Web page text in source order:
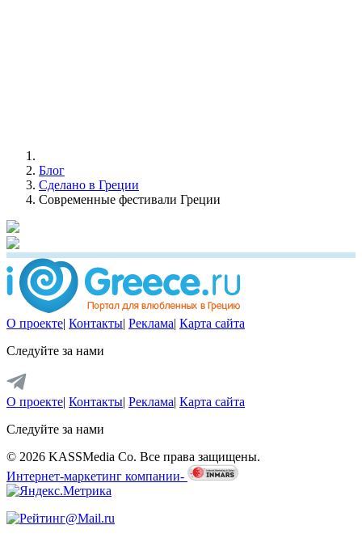
Блог
Сделано в Греции
Современные фестивали Греции
О проекте| Контакты| Реклама| Карта сайта
Следуйте за нами
О проекте| Контакты| Реклама| Карта сайта
Следуйте за нами
© 2026 KASSMedia Co. Все права защищены.
Интернет-маркетинг компании-